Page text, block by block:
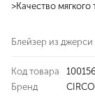
>Качество мягкого
Блейзер из
Код товара
Бренд